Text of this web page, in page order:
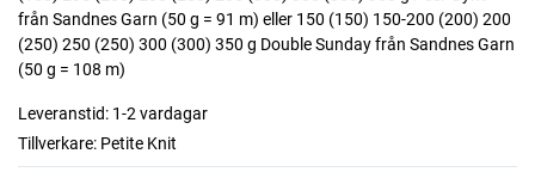
från Sandnes Garn (50 g = 91 m) eller 150 (150) 150-200 (200) 200
(250) 250 (250) 300 (300) 350 g Double Sunday från Sandnes Garn
(50 g = 108 m)
Leveranstid: 1-2 vardagar
Tillverkare: Petite Knit